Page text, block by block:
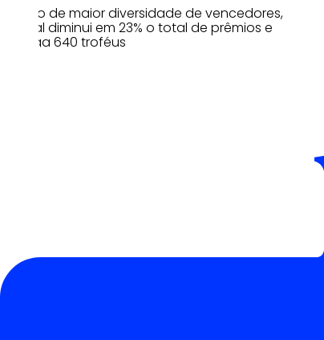
No ano de maior diversidade de vencedores,
festival diminui em 23% o total de prêmios e
entrega 640 troféus